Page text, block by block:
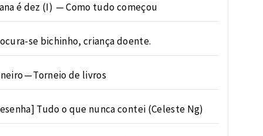
é dez (I) — Como tudo começou
se bichinho, criança doente.
— Torneio de livros
Tudo o que nunca contei (Celeste Ng)